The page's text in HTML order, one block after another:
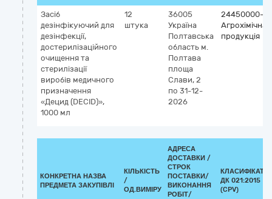
Засіб
дезінфікуючий для
дезінфекції,
достерилізаційного
очищення та
стерилізації
виробів медичного
призначення
«Децид (DECID)»,
1000 мл
12
штука
36005
Україна
Полтавська
область м.
Полтава
площа
Слави, 2
по 31-12-
2026
24450000-3
Агрохімічна
продукція
КОНКРЕТНА НАЗВА
ПРЕДМЕТА ЗАКУПІВЛІ
КІЛЬКІСТЬ
/
ОД.ВИМІРУ
АДРЕСА
ДОСТАВКИ /
СТРОК
ПОСТАВКИ/
ВИКОНАННЯ
РОБІТ/
ДК 021:2015
(CPV)